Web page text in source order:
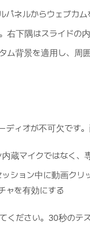
パネルからウェブカ
右下隅はスライドの
ム背景を適用し、周
ディオが不可欠です
内蔵マイクではなく
ッション中に動画クリ
ャを有効にする
ください。30秒のテ